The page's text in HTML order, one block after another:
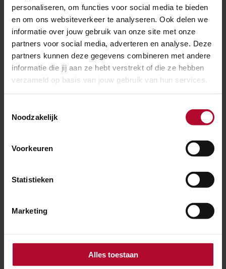
personaliseren, om functies voor social media te bieden
en om ons websiteverkeer te analyseren. Ook delen we
informatie over jouw gebruik van onze site met onze
partners voor social media, adverteren en analyse. Deze
partners kunnen deze gegevens combineren met andere
informatie die jij aan ze hebt verstrekt of die ze hebben
verzameld op basis van jouw gebruik van hun services.
Noodzakelijk
Voorkeuren
Statistieken
Marketing
Alles toestaan
Ben je tevreden over de informatie op
deze pagina?
Ja Nee
werkzaamheden in jouw buurt gepland staan.
POSTCODE